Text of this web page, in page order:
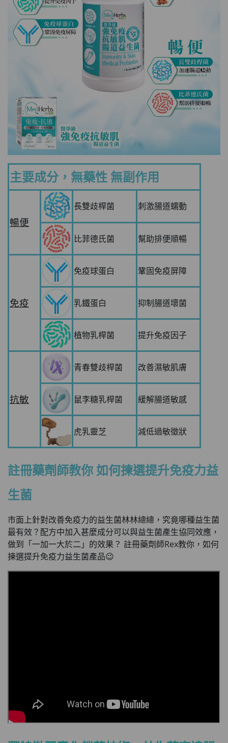
主要成分，無藥性 無副作用
暢便
長雙歧桿菌 刺激腸道蠕動
比菲德氏菌 幫助排便順暢
免疫
免疫球蛋白 鞏固免疫屏障
乳鐵蛋白 抑制腸道壞菌
植物乳桿菌 提升免疫因子
抗敏
青春雙歧桿菌 改善濕敏肌膚
鼠李糖乳桿菌 緩解腸道敏感
虎乳靈芝 減低過敏徵狀
註冊藥劑師教你 如何揀選提升免疫力益
生菌
市面上針對改善免疫力的益生菌林林總總，究竟哪種益生菌
最有效？配方中加入甚麼成分可以與益生菌產生協同效應，
做到「一加一大於二」的效果？ 註冊藥劑師Rex教你，如何
揀選提升免疫力益生菌產品😉